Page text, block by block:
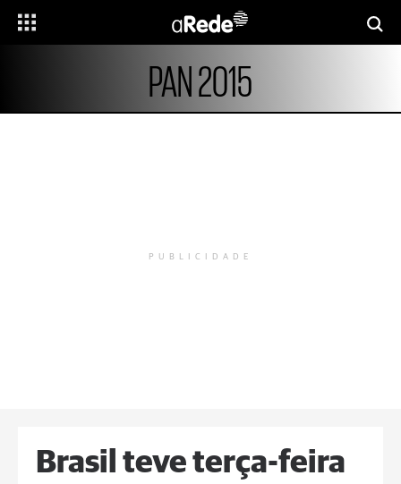
PAN 2015
PUBLICIDADE
Brasil teve terça-feira